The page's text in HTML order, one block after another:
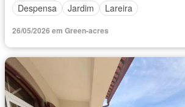
Despensa
Jardim Lareira
26/05/2026 em Green-acres